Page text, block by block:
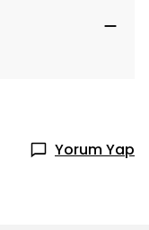
Yorum Yap